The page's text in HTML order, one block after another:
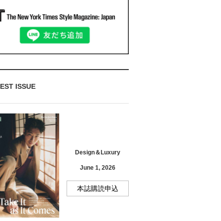
ISSUE
Design＆Luxury
June 1, 2026
本誌購読申込